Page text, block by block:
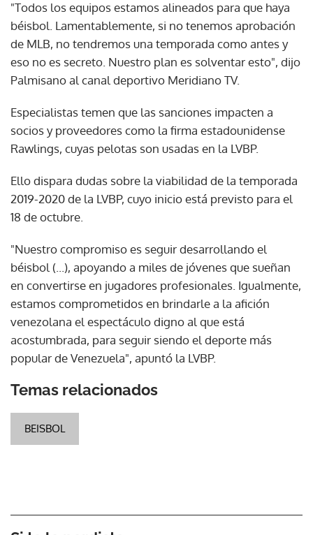
"Todos los equipos estamos alineados para que haya
béisbol. Lamentablemente, si no tenemos aprobación
de MLB, no tendremos una temporada como antes y
eso no es secreto. Nuestro plan es solventar esto", dijo
Palmisano al canal deportivo Meridiano TV.
Especialistas temen que las sanciones impacten a
socios y proveedores como la firma estadounidense
Rawlings, cuyas pelotas son usadas en la LVBP.
Ello dispara dudas sobre la viabilidad de la temporada
2019-2020 de la LVBP, cuyo inicio está previsto para el
18 de octubre.
"Nuestro compromiso es seguir desarrollando el
béisbol (...), apoyando a miles de jóvenes que sueñan
en convertirse en jugadores profesionales. Igualmente,
estamos comprometidos en brindarle a la afición
venezolana el espectáculo digno al que está
acostumbrada, para seguir siendo el deporte más
popular de Venezuela", apuntó la LVBP.
Temas relacionados
BEISBOL